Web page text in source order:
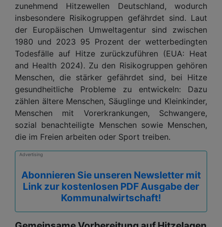
zunehmend Hitzewellen Deutschland, wodurch
insbesondere Risikogruppen gefährdet sind. Laut
der Europäischen Umweltagentur sind zwischen
1980 und 2023 95 Prozent der wetterbedingten
Todesfälle auf Hitze zurückzuführen (EUA: Heat
and Health 2024). Zu den Risikogruppen gehören
Menschen, die stärker gefährdet sind, bei Hitze
gesundheitliche Probleme zu entwickeln: Dazu
zählen ältere Menschen, Säuglinge und Kleinkinder,
Menschen mit Vorerkrankungen, Schwangere,
sozial benachteiligte Menschen sowie Menschen,
die im Freien arbeiten oder Sport treiben.
Advertising
Abonnieren Sie unseren Newsletter mit
Link zur kostenlosen PDF Ausgabe der
Kommunalwirtschaft!